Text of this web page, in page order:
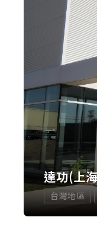
達功(上
台灣地區